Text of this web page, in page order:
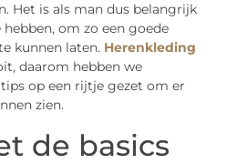
Het is als man dus belangrijk
om zo een goede
kunnen laten. Herenkleding
daarom hebben we
op een rijtje gezet om er
zien.
de basics